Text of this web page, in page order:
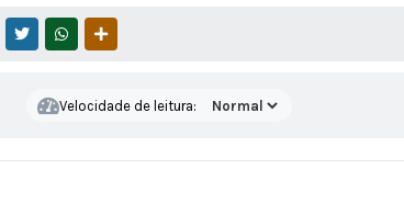
MESSENGER
TWITTERWHATSAPP
Velocidade de leitura: